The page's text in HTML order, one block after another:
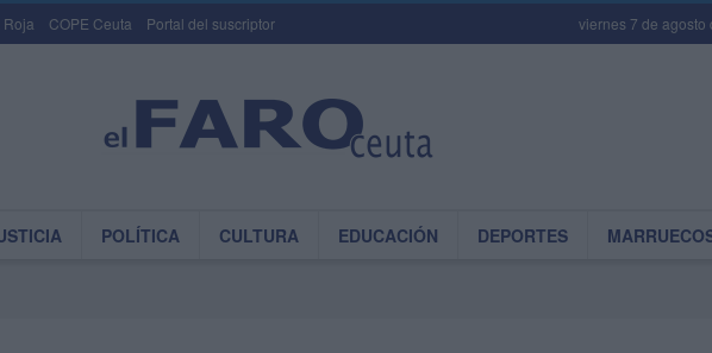
Roja COPE Ceuta Portal del suscriptor viernes 7 de agosto
POLÍTICA CULTURA EDUCACIÓN DEPORTES